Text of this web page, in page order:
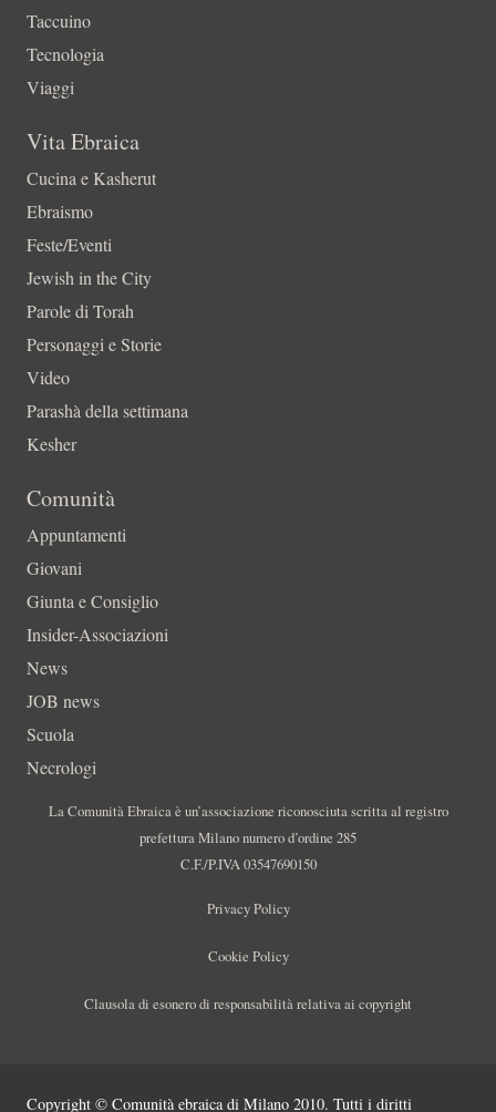
Taccuino
Tecnologia
Viaggi
Vita Ebraica
Cucina e Kasherut
Ebraismo
Feste/Eventi
Jewish in the City
Parole di Torah
Personaggi e Storie
Video
Parashà della settimana
Kesher
Comunità
Appuntamenti
Giovani
Giunta e Consiglio
Insider-Associazioni
News
JOB news
Scuola
Necrologi
La Comunità Ebraica è un’associazione riconosciuta scritta al registro
prefettura Milano numero d’ordine 285
C.F./P.IVA 03547690150
Privacy Policy
Cookie Policy
Clausola di esonero di responsabilità relativa ai copyright
Copyright © Comunità ebraica di Milano 2010. Tutti i diritti